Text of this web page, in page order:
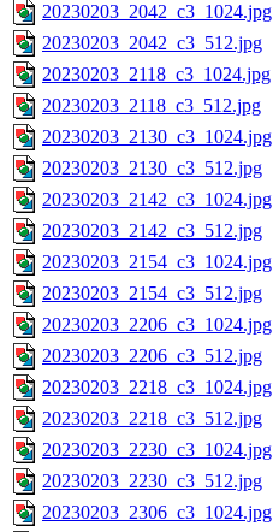
20230203_2042_c3_1024.jpg
20230203_2042_c3_512.jpg
20230203_2118_c3_1024.jpg
20230203_2118_c3_512.jpg
20230203_2130_c3_1024.jpg
20230203_2130_c3_512.jpg
20230203_2142_c3_1024.jpg
20230203_2142_c3_512.jpg
20230203_2154_c3_1024.jpg
20230203_2154_c3_512.jpg
20230203_2206_c3_1024.jpg
20230203_2206_c3_512.jpg
20230203_2218_c3_1024.jpg
20230203_2218_c3_512.jpg
20230203_2230_c3_1024.jpg
20230203_2230_c3_512.jpg
20230203_2306_c3_1024.jpg